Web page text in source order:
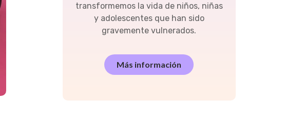
transformemos la vida de niños, niñas
y adolescentes que han sido
gravemente vulnerados.
Más información